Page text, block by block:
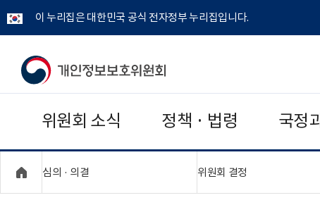
이 누리집은 대한민국 공식 전자정부 누리집입니다.
개
보
보
위원회 소식 정책 · 법령 국정
심의 · 의결 위원회 결정